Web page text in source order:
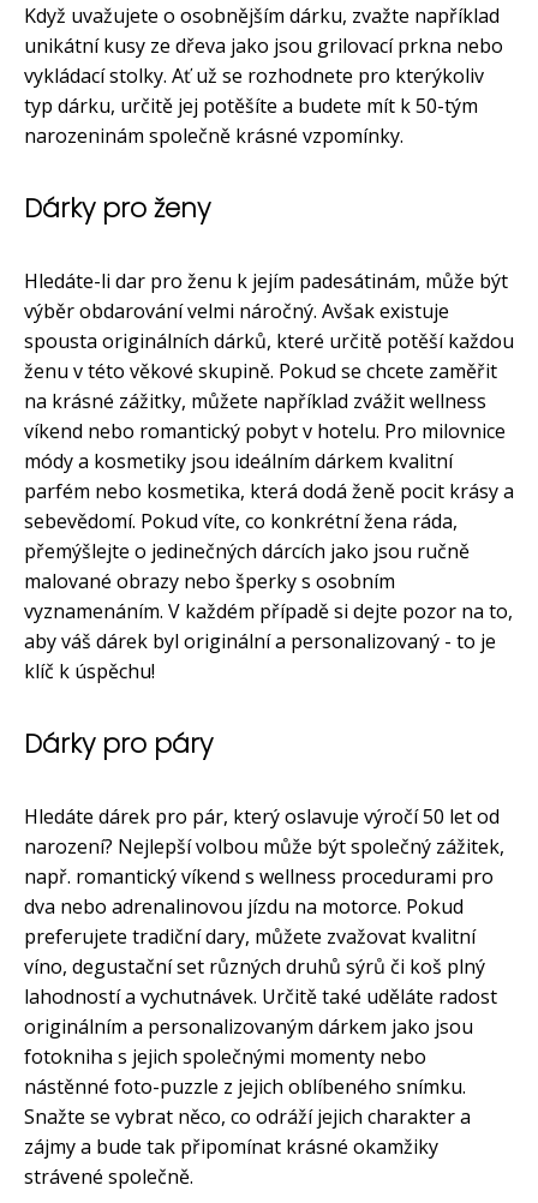
Když uvažujete o osobnějším dárku, zvažte například
unikátní kusy ze dřeva jako jsou grilovací prkna nebo
vykládací stolky. Ať už se rozhodnete pro kterýkoliv
typ dárku, určitě jej potěšíte a budete mít k 50-tým
narozeninám společně krásné vzpomínky.
Dárky pro ženy
Hledáte-li dar pro ženu k jejím padesátinám, může být
výběr obdarování velmi náročný. Avšak existuje
spousta originálních dárků, které určitě potěší každou
ženu v této věkové skupině. Pokud se chcete zaměřit
na krásné zážitky, můžete například zvážit wellness
víkend nebo romantický pobyt v hotelu. Pro milovnice
módy a kosmetiky jsou ideálním dárkem kvalitní
parfém nebo kosmetika, která dodá ženě pocit krásy a
sebevědomí. Pokud víte, co konkrétní žena ráda,
přemýšlejte o jedinečných dárcích jako jsou ručně
malované obrazy nebo šperky s osobním
vyznamenáním. V každém případě si dejte pozor na to,
aby váš dárek byl originální a personalizovaný - to je
klíč k úspěchu!
Dárky pro páry
Hledáte dárek pro pár, který oslavuje výročí 50 let od
narození? Nejlepší volbou může být společný zážitek,
např. romantický víkend s wellness procedurami pro
dva nebo adrenalinovou jízdu na motorce. Pokud
preferujete tradiční dary, můžete zvažovat kvalitní
víno, degustační set různých druhů sýrů či koš plný
lahodností a vychutnávek. Určitě také uděláte radost
originálním a personalizovaným dárkem jako jsou
fotokniha s jejich společnými momenty nebo
nástěnné foto-puzzle z jejich oblíbeného snímku.
Snažte se vybrat něco, co odráží jejich charakter a
zájmy a bude tak připomínat krásné okamžiky
strávené společně.